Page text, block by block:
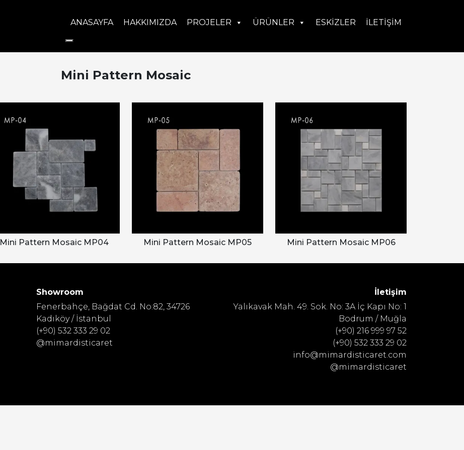
ANASAYFA HAKKIMIZDA PROJELER ÜRÜNLER ESKIZLER İLETIŞIM
Mini Pattern Mosaic
Mini Pattern Mosaic MP04 Mini Pattern Mosaic MP05 Mini Pattern Mosaic MP06
Showroom
Fenerbahçe, Bağdat Cd. No:82, 34726
Kadıköy / İstanbul
(+90) 532 333 29 02
@mimardisticaret
İletişim
Yalıkavak Mah. 49. Sok. No: 3A İç Kapı No: 1
Bodrum / Muğla
(+90) 216 999 97 52
(+90) 532 333 29 02
info@mimardisticaret.com
@mimardisticaret